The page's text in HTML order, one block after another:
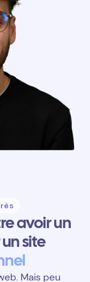
avoir un
site
Mais peu